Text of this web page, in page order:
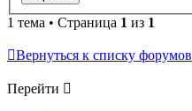
1 тема • Страница 1 из 1
Вернуться к списку форумов
Перейти